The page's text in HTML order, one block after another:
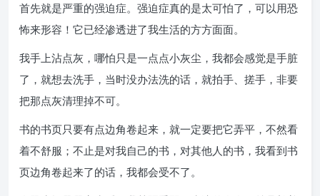
首先就是严重的强迫症。强迫症真的是太可怕了，可以用恐
怖来形容！它已经渗透进了我生活的方方面面。
我手上沾点灰，哪怕只是一点点小灰尘，我都会感觉是手脏
了，就想去洗手，当时没办法洗的话，就拍手、搓手，非要
把那点灰清理掉不可。
书的书页只要有点边角卷起来，就一定要把它弄平，不然看
着不舒服；不止是对我自己的书，对其他人的书，我看到书
页边角卷起来了的话，我都会受不了。